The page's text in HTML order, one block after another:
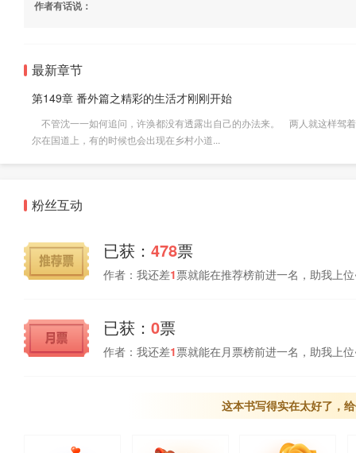
作者有话说：
最新章节
第149章 番外篇之精彩的生活才刚刚开始
不管沈一一如何追问，许涣都没有透露出自己的办法来。 两人就这样驾
尔在国道上，有的时候也会出现在乡村小道...
粉丝互动
已获： 478票
作者：我还差1票就能在推荐榜前进一名，助我上
已获： 0票
作者：我还差1票就能在月票榜前进一名，助我上
这本书写得实在太好了，